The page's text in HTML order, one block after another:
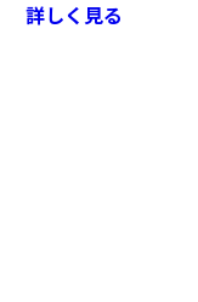
詳しく見る